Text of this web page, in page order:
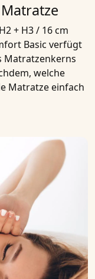
+ H3 / 16 cm
Basic verfügt
Matratzenkerns
welche
Matratzeeinfach